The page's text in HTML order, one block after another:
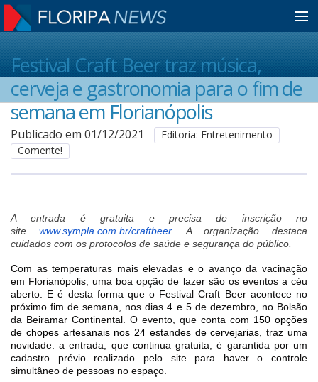
Home
Notícias
Colunistas
Guia de Serviços
Anuncie
Cinema
Festival Craft Beer traz música,
cerveja e gastronomia para o fim de
semana em Florianópolis
Publicado em 01/12/2021
Editoria: Entretenimento
Comente!
A entrada é gratuita e precisa de inscrição no
site www.sympla.com.br/craftbeer. A organização destaca
cuidados com os protocolos de saúde e segurança do público.
Com as temperaturas mais elevadas e o avanço da vacinação
em Florianópolis, uma boa opção de lazer são os eventos a céu
aberto. E é desta forma que o Festival Craft Beer acontece no
próximo fim de semana, nos dias 4 e 5 de dezembro, no Bolsão
da Beiramar Continental. O evento, que conta com 150 opções
de chopes artesanais nos 24 estandes de cervejarias,
traz uma
novidade: a entrada, que continua gratuita, é garantida por um
cadastro prévio realizado pelo site para haver o controle
simultâneo de pessoas no espaço.